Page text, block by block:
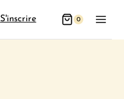
S'inscrire 0